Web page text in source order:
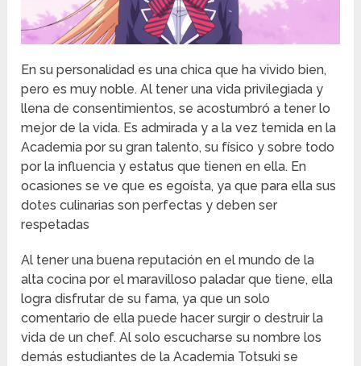
En su personalidad es una chica que ha vivido bien,
pero es muy noble. Al tener una vida privilegiada y
llena de consentimientos, se acostumbró a tener lo
mejor de la vida. Es admirada y a la vez temida en la
Academia por su gran talento, su físico y sobre todo
por la influencia y estatus que tienen en ella. En
ocasiones se ve que es egoísta, ya que para ella sus
dotes culinarias son perfectas y deben ser
respetadas
Al tener una buena reputación en el mundo de la
alta cocina por el maravilloso paladar que tiene, ella
logra disfrutar de su fama, ya que un solo
comentario de ella puede hacer surgir o destruir la
vida de un chef. Al solo escucharse su nombre los
demás estudiantes de la Academia Totsuki se